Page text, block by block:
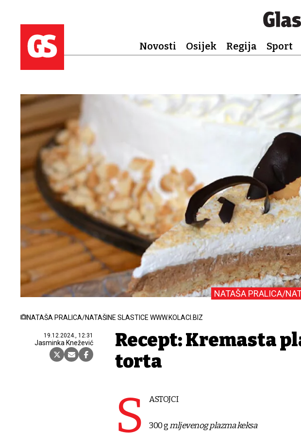
Novosti Osijek Regija Sport
NATAŠA PRALICA/NATAŠINE SLASTICE WWW.KOLACI.BIZ
19.12.2024., 12:31
Jasminka Knežević
NATAŠA PRALICA/
Recept: Kremasta
torta
S ASTOJCI
300 gmljevenog plazma keksa